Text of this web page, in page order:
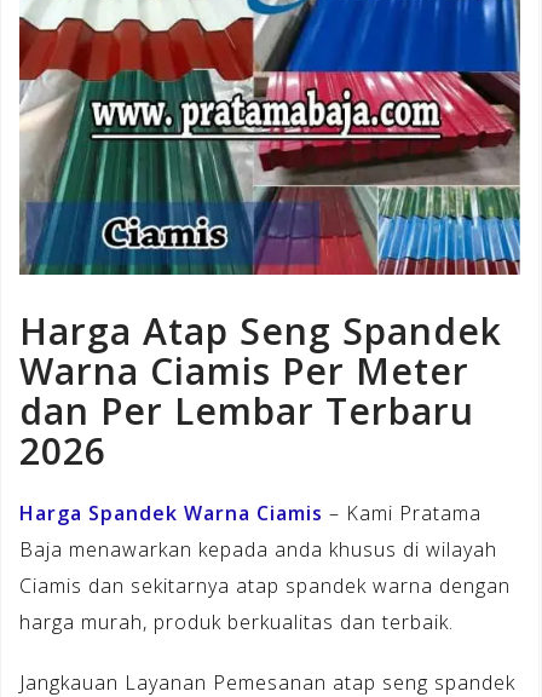
Harga Atap Seng Spandek
Warna Ciamis Per Meter
dan Per Lembar Terbaru
2026
Harga Spandek Warna Ciamis – Kami Pratama
Baja menawarkan kepada anda khusus di wilayah
Ciamis dan sekitarnya atap spandek warna dengan
harga murah, produk berkualitas dan terbaik.
Jangkauan Layanan Pemesanan atap seng spandek